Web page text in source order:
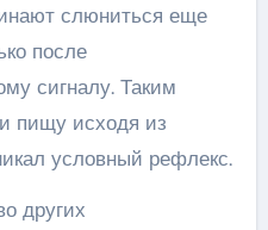
слюниться еще
после
сигналу. Таким
пищу исходя из
условный рефлекс.
других